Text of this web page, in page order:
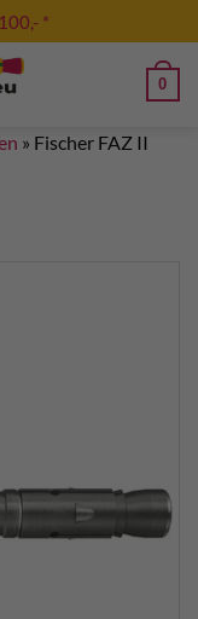
*
0
» Fischer FAZ II